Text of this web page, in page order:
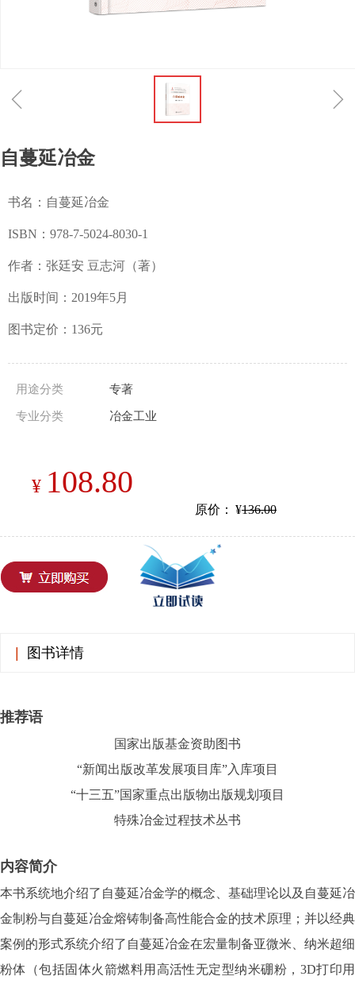
ꁆ ꁇ
自蔓延冶金
书名：自蔓延冶金
ISBN：978-7-5024-8030-1
作者：张廷安 豆志河（著）
出版时间：2019年5月
图书定价：136元
推荐语
国家出版基金资助图书
“新闻出版改革发展项目库”入库项目
“十三五”国家重点出版物出版规划项目
特殊冶金过程技术丛书
内容简介
本书系统地介绍了自蔓延冶金学的概念、基础理论以及自蔓延冶
金制粉与自蔓延冶金熔铸制备高性能合金的技术原理；并以经典
案例的形式系统介绍了自蔓延冶金在宏量制备亚微米、纳米超细
粉体（包括固体火箭燃料用高活性无定型纳米硼粉，3D打印用
图书详情
¥ 108.80
用途分类 专著
专业分类 冶金工业
原价： ¥136.00